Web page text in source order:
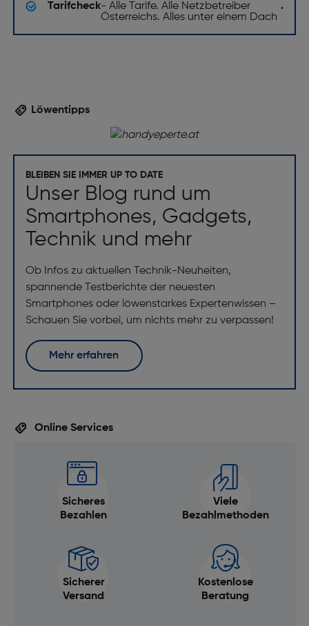
Tarifcheck- Alle Tarife. Alle Netzbetreiber
Österreichs. Alles unter einem Dach
.
Löwentipps
BLEIBEN SIE IMMER UP TO DATE
Unser Blog rund um
Smartphones, Gadgets,
Technik und mehr
Ob Infos zu aktuellen Technik-Neuheiten,
spannende Testberichte der neuesten
Smartphones oder löwenstarkes Expertenwissen –
Schauen Sie vorbei, um nichts mehr zu verpassen!
Mehr erfahren
Online Services
Sicheres
Bezahlen
Viele
Bezahlmethoden
Sicherer
Versand
Kostenlose
Beratung